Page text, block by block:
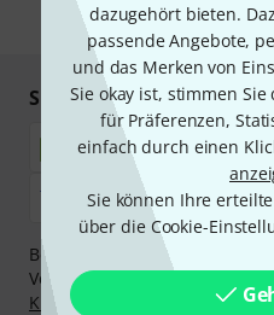
dazugehört bieten.
passende Angebote,
und das Merken von
Sie okay ist, stimmen
für Präferenzen,
einfach durch einen
Sie können Ihre
über die Cookie-
*
Sicher einkaufen &
Bezahlen Sie vertraulich und
Vorkasse, PayPal, Amazon
Klarna Ratenzahlung
oder